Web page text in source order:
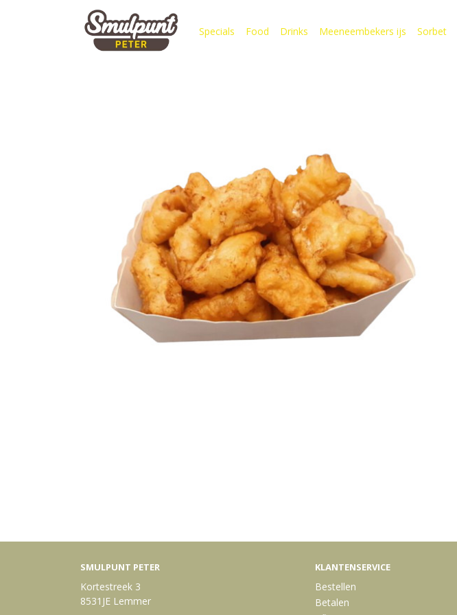
Specials Food Drinks Meeneembekers ijs Sorbet
SMULPUNT PETER
Kortestreek 3
8531JE Lemmer
KLANTENSERVICE
Bestellen
Betalen